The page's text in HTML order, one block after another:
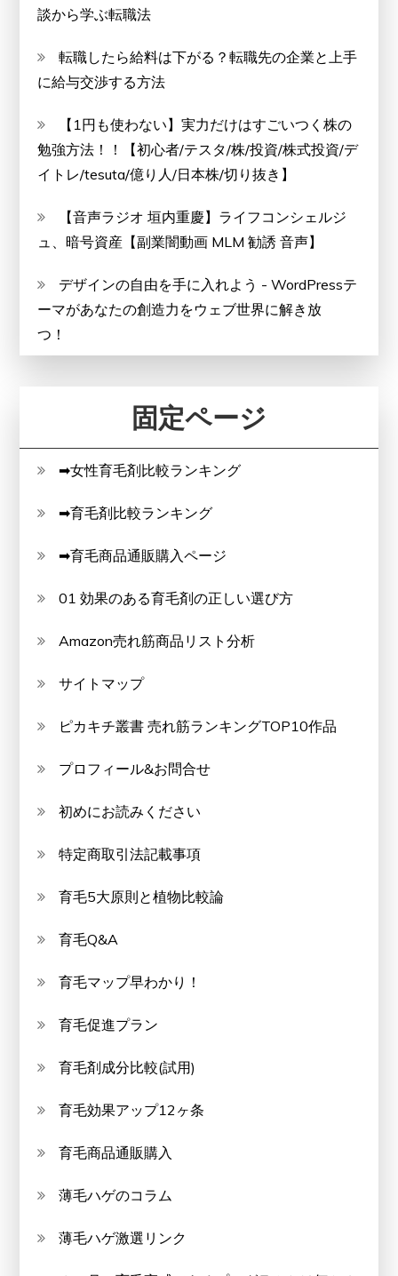
談から学ぶ転職法
転職したら給料は下がる？転職先の企業と上手
に給与交渉する方法
【1円も使わない】実力だけはすごいつく株の
勉強方法！！【初心者/テスタ/株/投資/株式投資/デ
イトレ/tesuta/億り人/日本株/切り抜き】
【音声ラジオ 垣内重慶】ライフコンシェルジ
ュ、暗号資産【副業闇動画 MLM 勧誘 音声】
デザインの自由を手に入れよう - WordPressテ
ーマがあなたの創造力をウェブ世界に解き放
つ！
固定ページ
➡女性育毛剤比較ランキング
➡育毛剤比較ランキング
➡育毛商品通販購入ページ
01 効果のある育毛剤の正しい選び方
Amazon売れ筋商品リスト分析
サイトマップ
ピカキチ叢書 売れ筋ランキングTOP10作品
プロフィール&お問合せ
初めにお読みください
特定商取引法記載事項
育毛5大原則と植物比較論
育毛Q&A
育毛マップ早わかり！
育毛促進プラン
育毛剤成分比較(試用)
育毛効果アップ12ヶ条
育毛商品通販購入
薄毛ハゲのコラム
薄毛ハゲ激選リンク